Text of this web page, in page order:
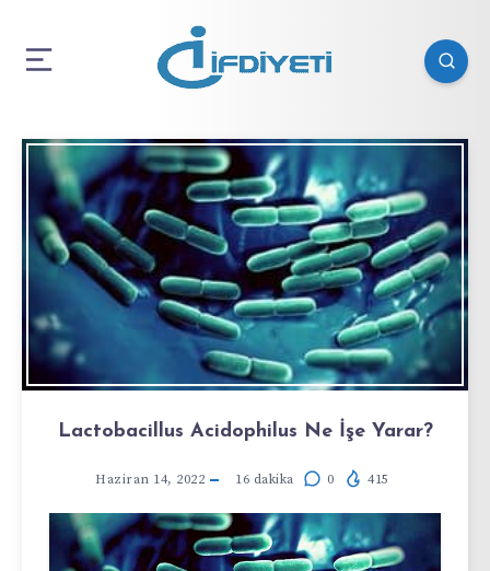
Lactobacillus Acidophilus Ne İşe Yarar?
Haziran 14, 2022 16 dakika 0 415